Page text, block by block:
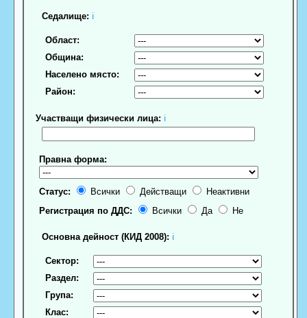
Седалище: ℹ
Област:
Община:
Населено място:
Район:
Участващи физически лица: ℹ
Правна форма:
Статус: Всички Действащи
Неактивни
Регистрация по ДДС:
Всички Да Не
Основна дейност (КИД 2008): ℹ
Сектор:
Раздел:
Група:
Клас: